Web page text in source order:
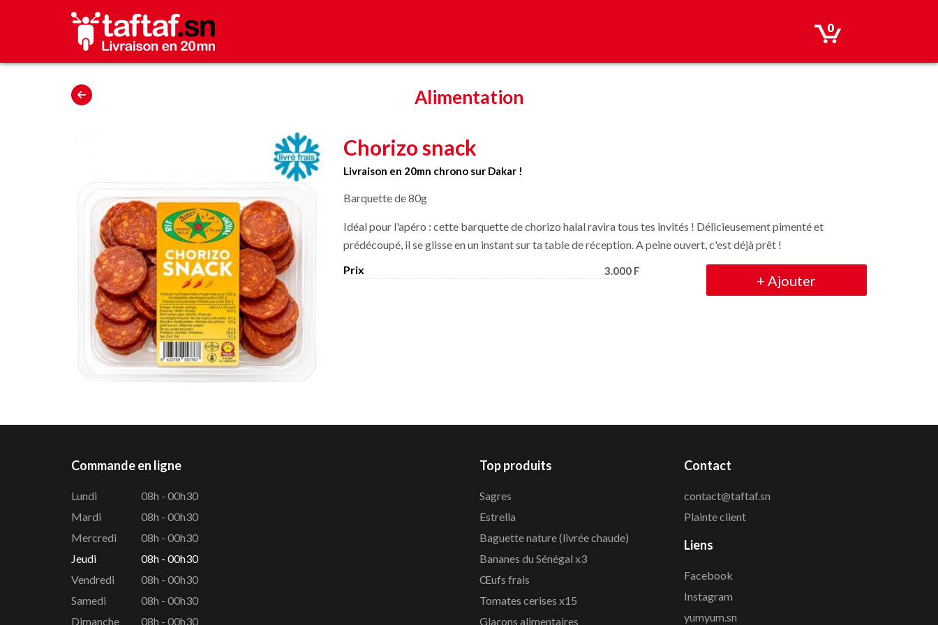
0
Alimentation
Chorizo snack
Livraison en 20mn chrono sur Dakar !
Barquette de 80g
Idéal pour l'apéro : cette barquette de chorizo halal ravira tous tes invités ! Délicieusement pimenté et
prédécoupé, il se glisse en un instant sur ta table de réception. A peine ouvert, c'est déjà prêt !
Prix
3.000 F
+ Ajouter
Commande en ligne
Lundi
08h - 00h30
Mardi
08h - 00h30
Mercredi
08h - 00h30
Jeudi
08h - 00h30
Vendredi
08h - 00h30
Samedi
08h - 00h30
Dimanche
08h - 00h30
Top produits
Sagres
Estrella
Baguette nature (livrée chaude)
Bananes du Sénégal x3
Œufs frais
Tomates cerises x15
Glaçons alimentaires
Contact
contact@taftaf.sn
Plainte client
Liens
Facebook
Instagram
yumyum.sn